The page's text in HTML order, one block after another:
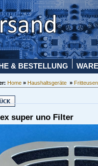
& BESTELLUNG
Home » Haushaltsgeräte »
super uno Filter